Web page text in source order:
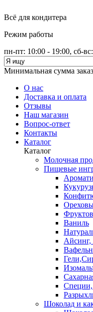
Всё для кондитера
Режим работы
пн-пт: 10:00 - 19:00, сб-
Минимальная сумма
О нас
Доставка и оплата
Отзывы
Наш магазин
Вопрос-ответ
Контакты
Каталог
Каталог
Молочная
Пищевые
Ваниль
Шоколад и